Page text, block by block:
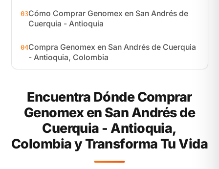
03Cómo Comprar Genomex en San Andrés de
Cuerquia - Antioquia
04Compra Genomex en San Andrés de Cuerquia
- Antioquia, Colombia
Encuentra Dónde Comprar
Genomex en San Andrés de
Cuerquia - Antioquia,
Colombia y Transforma Tu Vida